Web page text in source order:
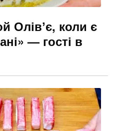
Олівʼє, коли є
— гості в